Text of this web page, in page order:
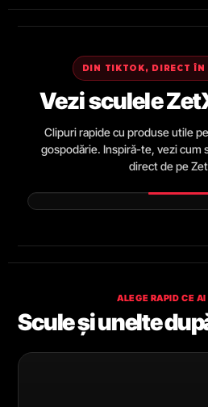
DIN TIKTOK, DIRECT ÎN
Vezi sculele
Clipuri rapide cu produse utile
gospodărie. Inspiră-te, vezi cum
direct de pe
ALEGE RAPID CE
Scule și unelte